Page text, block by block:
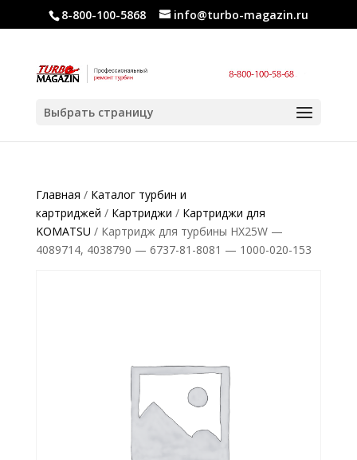
8-800-100-5868 info@turbo-magazin.ru
Выбрать страницу
Главная / Каталог турбин и
картриджей / Картриджи / Картриджи для
KOMATSU / Картридж для турбины HX25W —
4089714, 4038790 — 6737-81-8081 — 1000-020-153